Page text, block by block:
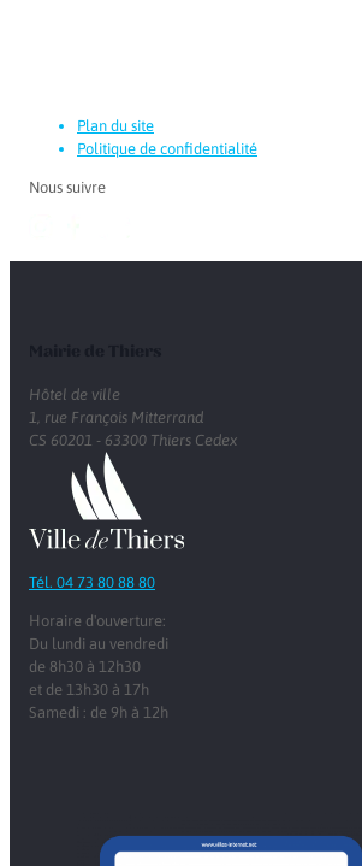
Plan du site
Politique de confidentialité
Nous suivre
Hôtel de ville
1, rue François Mitterrand
CS 60201 - 63300 Thiers Cedex
Tél. 04 73 80 88 80
Horaire d'ouverture:
Du lundi au vendredi
de 8h30 à 12h30
et de 13h30 à 17h
Samedi : de 9h à 12h